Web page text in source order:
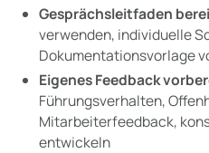
Gesprächsleitfaden
verwenden, individuelle
Dokumentationsvorlage
Eigenes Feedback
Führungsverhalten,
Mitarbeiterfeedback,
entwickeln